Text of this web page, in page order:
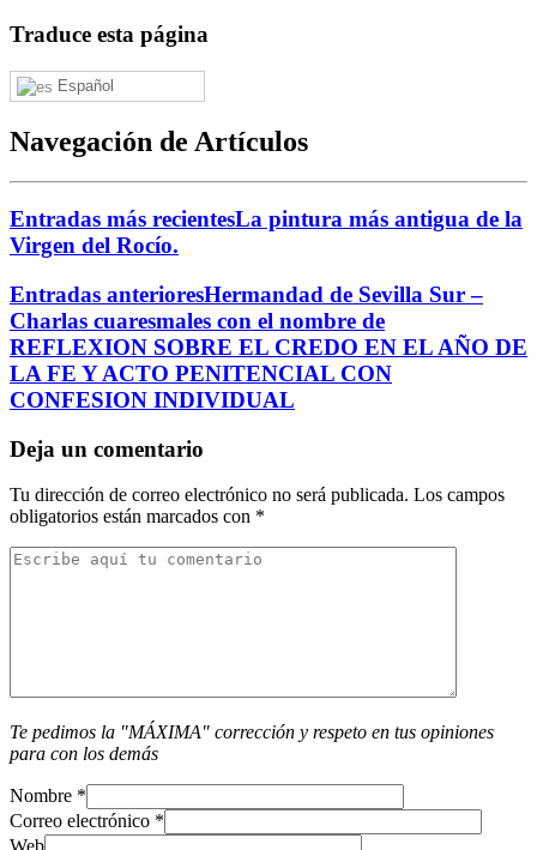
Traduce esta página
Español
Navegación de Artículos
Entradas más recientesLa pintura más antigua de la
Virgen del Rocío.
Entradas anterioresHermandad de Sevilla Sur –
Charlas cuaresmales con el nombre de
REFLEXION SOBRE EL CREDO EN EL AÑO DE
LA FE Y ACTO PENITENCIAL CON
CONFESION INDIVIDUAL
Deja un comentario
Tu dirección de correo electrónico no será publicada. Los campos
obligatorios están marcados con *
Te pedimos la "MÁXIMA" corrección y respeto en tus opiniones
para con los demás
Nombre *
Correo electrónico *